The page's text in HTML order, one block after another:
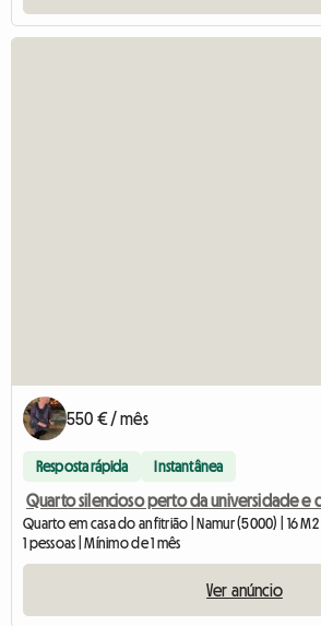
550 € / mês
Resposta rápida Instantânea
Quarto silencioso perto da universidade e
Quarto em casa do anfitrião | Namur (5000) | 16 M2
1 pessoas | Mínimo de 1 mês
Ver anúncio